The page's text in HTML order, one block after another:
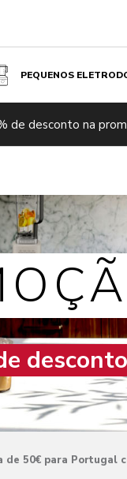
PEQUENOS
de desconto na
de 50€ para Portugal